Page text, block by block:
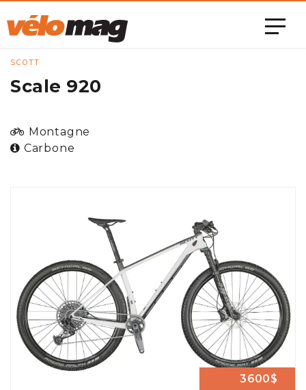
SCOTT
Scale 920
Montagne
Carbone
3600$